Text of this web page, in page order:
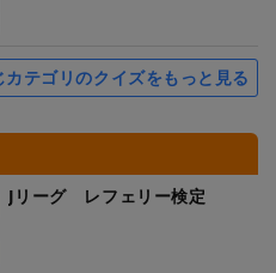
カテゴリのクイズをもっと見る
Jリーグ レフェリー検定